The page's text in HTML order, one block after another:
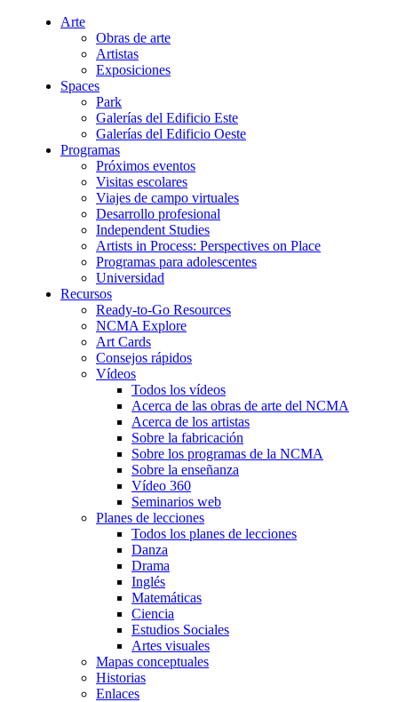
Arte
Obras de arte
Artistas
Exposiciones
Spaces
Park
Galerías del Edificio Este
Galerías del Edificio Oeste
Programas
Próximos eventos
Visitas escolares
Viajes de campo virtuales
Desarrollo profesional
Independent Studies
Artists in Process: Perspectives on Place
Programas para adolescentes
Universidad
Recursos
Ready-to-Go Resources
NCMA Explore
Art Cards
Consejos rápidos
Vídeos
Todos los vídeos
Acerca de las obras de arte del NCMA
Acerca de los artistas
Sobre la fabricación
Sobre los programas de la NCMA
Sobre la enseñanza
Vídeo 360
Seminarios web
Planes de lecciones
Todos los planes de lecciones
Danza
Drama
Inglés
Matemáticas
Ciencia
Estudios Sociales
Artes visuales
Mapas conceptuales
Historias
Enlaces